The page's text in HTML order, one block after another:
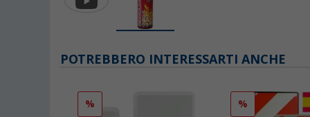
POTREBBERO INTERESSARTI ANCHE
% %